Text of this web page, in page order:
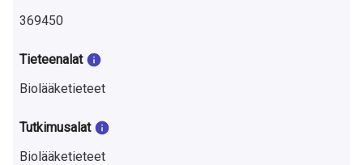
369450
Tieteenalat
Biolääketieteet
Tutkimusalat
Biolääketieteet